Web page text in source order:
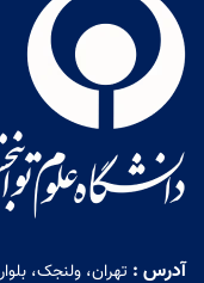
آدرس :تهران، ولنجک، بلوار